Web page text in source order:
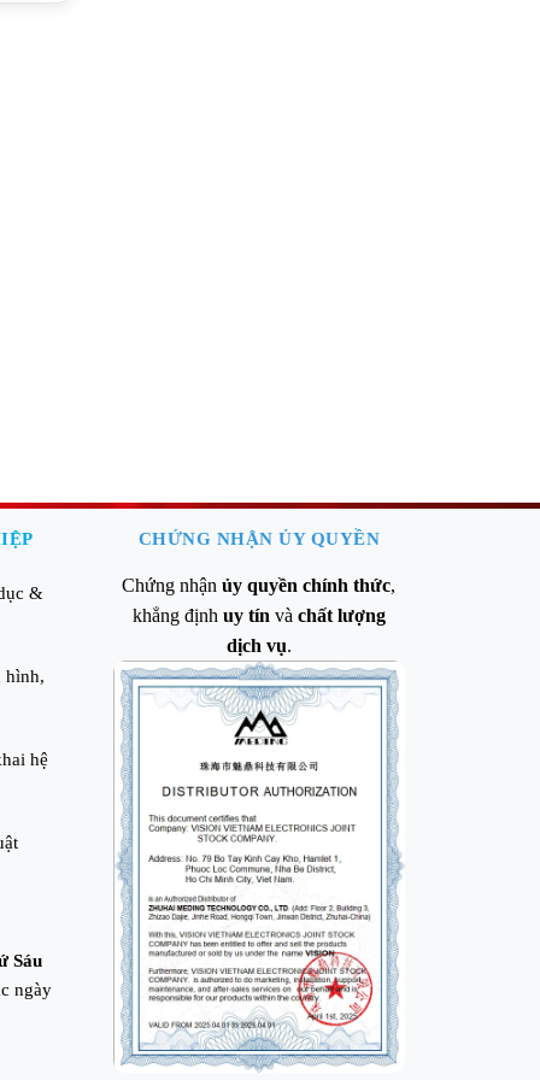
&
hình,
hệ
Sáu
ngày
CHỨNG NHẬN ỦY QUYỀN
Chứng nhậnủy quyền chính thức,
khẳng định uy tín và chất lượng
dịch vụ.